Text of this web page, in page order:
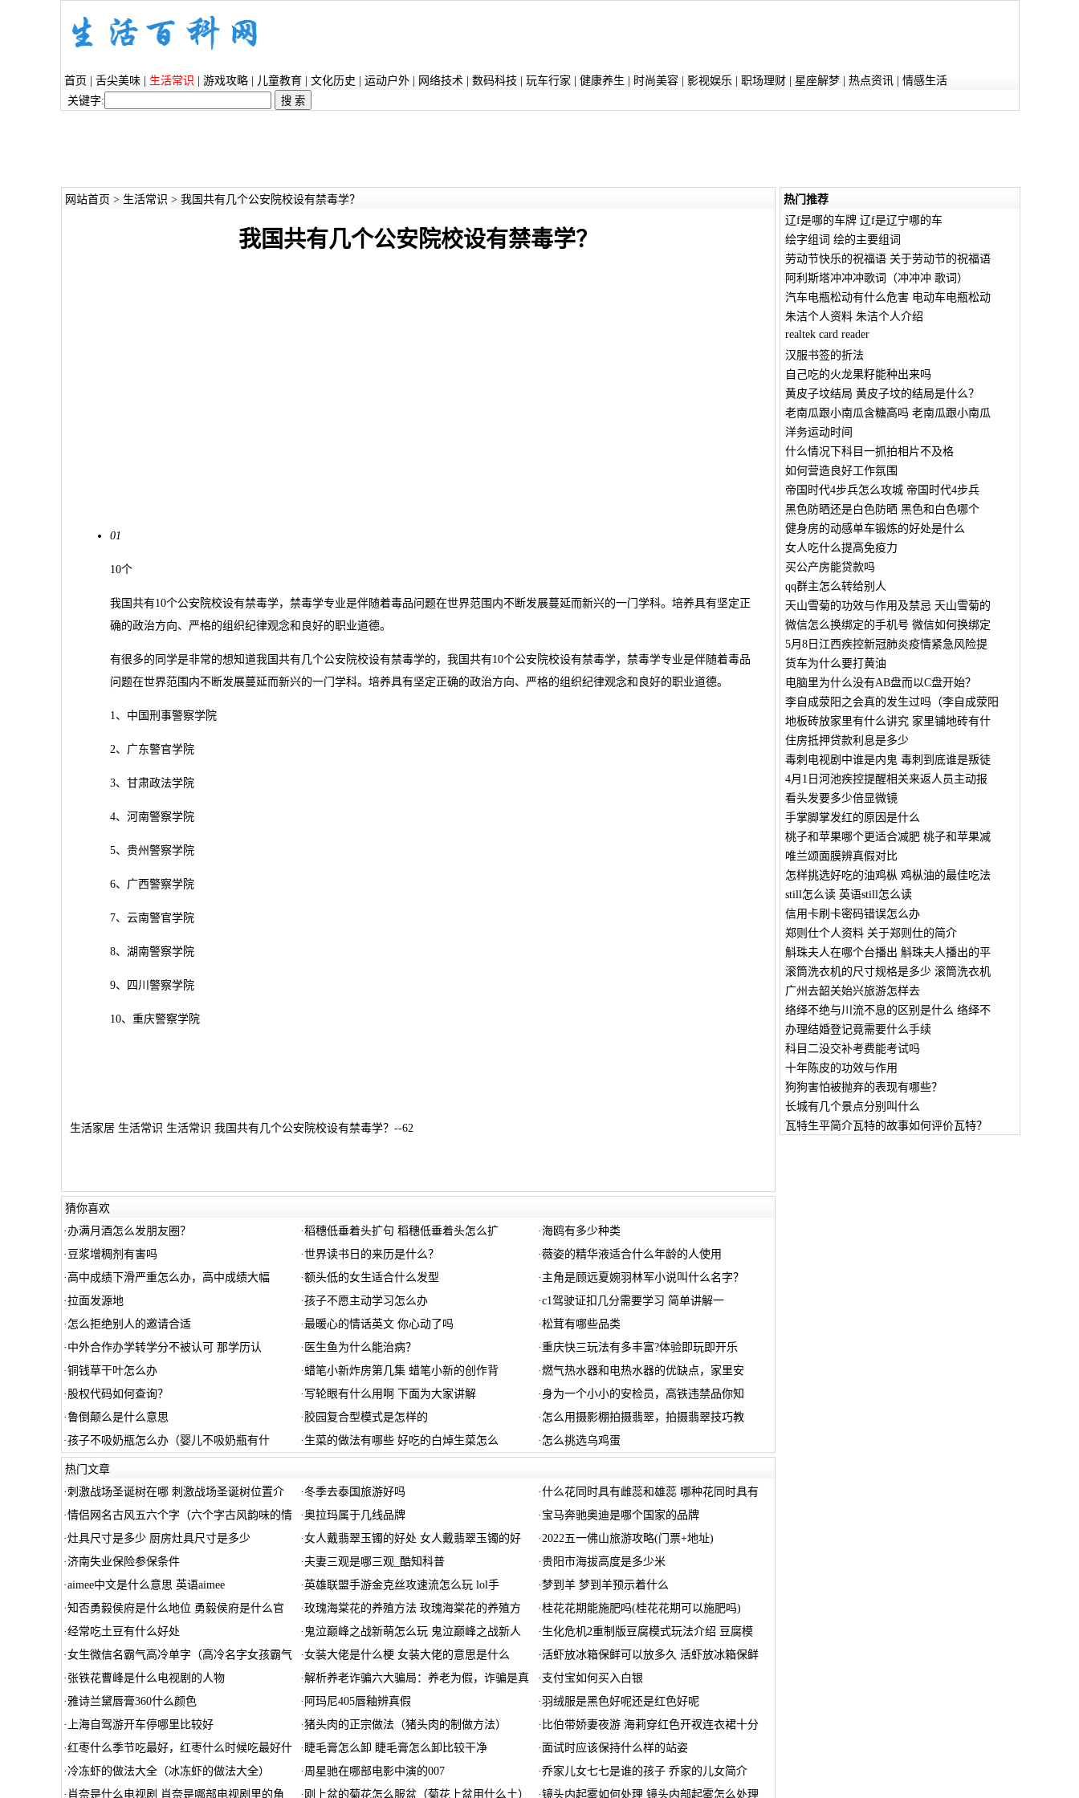
首页 舌尖美味| 生活常识 游戏攻略| 儿童教育| 文化历史 运动户外| 网络技术| 数码科技 玩车行家 健康养生 时尚美容| 影视娱乐 职场理财| 星座解梦| 热点资讯| 情感生活
关键字:
网站首页 > 生活常识 > 我国共有几个公安院校设有禁毒学？
我国共有几个公安院校设有禁毒学？
01
10个
我国共有10个公安院校设有禁毒学，禁毒学专业是伴随着毒品问题在世界范围内不断发展蔓延而新兴的一门学科。培养具有坚定正
确的政治方向、严格的组织纪律观念和良好的职业道德。
有很多的同学是非常的想知道我国共有几个公安院校设有禁毒学的，我国共有10个公安院校设有禁毒学，禁毒学专业是伴随着毒品
问题在世界范围内不断发展蔓延而新兴的一门学科。培养具有坚定正确的政治方向、严格的组织纪律观念和良好的职业道德。
1、中国刑事警察学院
2、广东警官学院
3、甘肃政法学院
4、河南警察学院
5、贵州警察学院
6、广西警察学院
7、云南警官学院
8、湖南警察学院
9、四川警察学院
10、重庆警察学院
生活家居 生活常识 生活常识 我国共有几个公安院校设有禁毒学？--62
猜你喜欢
·办满月酒怎么发朋友圈？ ·稻穗低垂着头扩句 稻穗低垂着头怎么扩 ·海鸥有多少种类
· 豆浆增稠剂有害吗 ·世界读书日的来历是什么？ ·薇姿的精华液适合什么年龄的人使用
· 高中成绩下滑严重怎么办，高中成绩大幅 ·额头低的女生适合什么发型 · 主角是顾远夏婉羽林军小说叫什么名字？
·拉面发源地 ·孩子不愿主动学习怎么办 ·c1驾驶证扣几分需要学习 简单讲解一
· 怎么拒绝别人的邀请合适 ·最暖心的情话英文 你心动了吗 ·松茸有哪些品类
· 中外合作办学转学分不被认可 那学历认 · 医生鱼为什么能治病？ ·重庆快三玩法有多丰富?体验即玩即开乐
·铜钱草干叶怎么办 ·蜡笔小新炸房第几集 蜡笔小新的创作背 ·燃气热水器和电热水器的优缺点，家里安
· 股权代码如何查询？ · 写轮眼有什么用啊 下面为大家讲解 · 身为一个小小的安检员，高铁违禁品你知
·鲁倒颠么是什么意思 · 胶园复合型模式是怎样的 · 怎么用摄影棚拍摄翡翠，拍摄翡翠技巧教
·孩子不吸奶瓶怎么办（婴儿不吸奶瓶有什 · 生菜的做法有哪些 好吃的白焯生菜怎么 · 怎么挑选乌鸡蛋
热门文章
·刺激战场圣诞树在哪 刺激战场圣诞树位置介 ·冬季去泰国旅游好吗 ·什么花同时具有雌蕊和雄蕊 哪种花同时具有
·情侣网名古风五六个字（六个字古风韵味的情 ·奥拉玛属于几线品牌 · 宝马奔驰奥迪是哪个国家的品牌
·灶具尺寸是多少 厨房灶具尺寸是多少 ·女人戴翡翠玉镯的好处 女人戴翡翠玉镯的好 ·2022五一佛山旅游攻略(门票+地址)
·济南失业保险参保条件 · 夫妻三观是哪三观_酷知科普 ·贵阳市海拔高度是多少米
·aimee中文是什么意思 英语aimee ·英雄联盟手游金克丝攻速流怎么玩 lol手 ·梦到羊 梦到羊预示着什么
·知否勇毅侯府是什么地位 勇毅侯府是什么官 ·玫瑰海棠花的养殖方法 玫瑰海棠花的养殖方 ·桂花花期能施肥吗(桂花花期可以施肥吗)
·经常吃土豆有什么好处 · 鬼泣巅峰之战新萌怎么玩 鬼泣巅峰之战新人 · 生化危机2重制版豆腐模式玩法介绍 豆腐模
·女生微信名霸气高冷单字（高冷名字女孩霸气 ·女装大佬是什么梗 女装大佬的意思是什么 ·活虾放冰箱保鲜可以放多久 活虾放冰箱保鲜
· 张铁花曹峰是什么电视剧的人物 ·解析养老诈骗六大骗局：养老为假，诈骗是真 · 支付宝如何买入白银
·雅诗兰黛唇膏360什么颜色 · 阿玛尼405唇釉辨真假 ·羽绒服是黑色好呢还是红色好呢
· 上海自驾游开车停哪里比较好 ·猪头肉的正宗做法（猪头肉的制做方法） · 比伯带娇妻夜游 海莉穿红色开衩连衣裙十分
·红枣什么季节吃最好，红枣什么时候吃最好什 · 睫毛膏怎么卸 睫毛膏怎么卸比较干净 · 面试时应该保持什么样的站姿
· 冷冻虾的做法大全（冰冻虾的做法大全） · 周星驰在哪部电影中演的007 ·乔家儿女七七是谁的孩子 乔家的儿女简介
· 肖奈是什么电视剧 肖奈是哪部电视剧里的角 · 刚上盆的菊花怎么服盆（菊花上盆用什么土） ·镜头内起雾如何处理 镜头内部起雾怎么处理
热门推荐
辽f是哪的车牌 辽f是辽宁哪的车
绘字组词 绘的主要组词
劳动节快乐的祝福语 关于劳动节的祝福语
阿利斯塔冲冲冲歌词（冲冲冲 歌词）
汽车电瓶松动有什么危害 电动车电瓶松动
朱洁个人资料 朱洁个人介绍
realtek card reader
汉服书签的折法
自己吃的火龙果籽能种出来吗
黄皮子坟结局 黄皮子坟的结局是什么？
老南瓜跟小南瓜含糖高吗 老南瓜跟小南瓜
洋务运动时间
什么情况下科目一抓拍相片不及格
如何营造良好工作氛围
帝国时代4步兵怎么攻城 帝国时代4步兵
黑色防晒还是白色防晒 黑色和白色哪个
健身房的动感单车锻炼的好处是什么
女人吃什么提高免疫力
买公产房能贷款吗
qq群主怎么转给别人
天山雪菊的功效与作用及禁忌 天山雪菊的
微信怎么换绑定的手机号 微信如何换绑定
5月8日江西疾控新冠肺炎疫情紧急风险提
货车为什么要打黄油
电脑里为什么没有AB盘而以C盘开始？
李自成荥阳之会真的发生过吗（李自成荥阳
地板砖放家里有什么讲究 家里铺地砖有什
住房抵押贷款利息是多少
毒刺电视剧中谁是内鬼 毒刺到底谁是叛徒
4月1日河池疾控提醒相关来返人员主动报
看头发要多少倍显微镜
手掌脚掌发红的原因是什么
桃子和苹果哪个更适合减肥 桃子和苹果减
唯兰颂面膜辨真假对比
怎样挑选好吃的油鸡枞 鸡枞油的最佳吃法
still怎么读 英语still怎么读
信用卡刷卡密码错误怎么办
郑则仕个人资料 关于郑则仕的简介
斛珠夫人在哪个台播出 斛珠夫人播出的平
滚筒洗衣机的尺寸规格是多少 滚筒洗衣机
广州去韶关始兴旅游怎样去
络绎不绝与川流不息的区别是什么 络绎不
办理结婚登记竟需要什么手续
科目二没交补考费能考试吗
十年陈皮的功效与作用
狗狗害怕被抛弃的表现有哪些？
长城有几个景点分别叫什么
瓦特生平简介瓦特的故事如何评价瓦特？